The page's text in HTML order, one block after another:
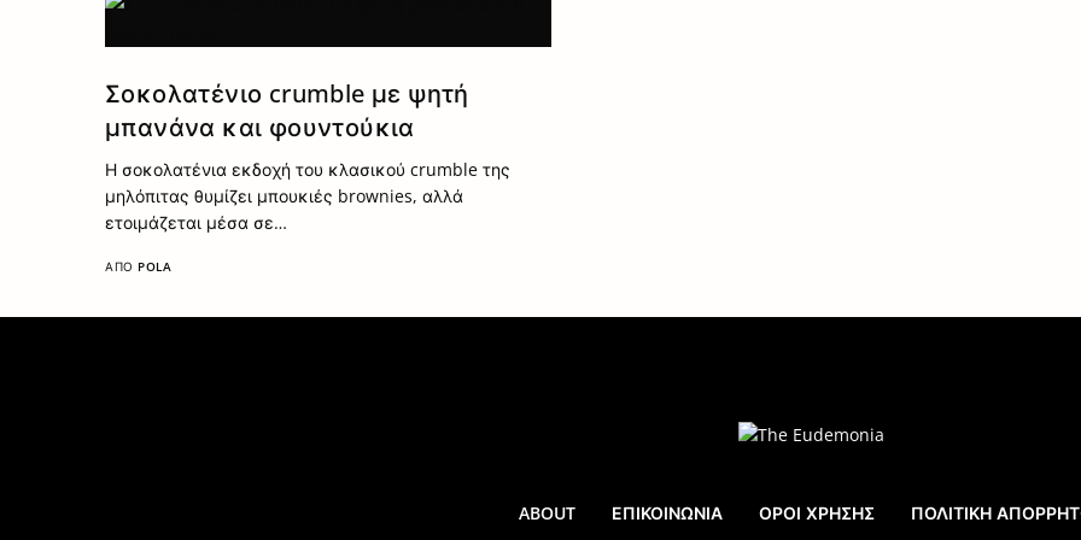
Σοκολατένιο crumble με ψητή
μπανάνα και φουντούκια
Η σοκολατένια εκδοχή του κλασικού crumble της
μηλόπιτας θυμίζει μπουκιές brownies, αλλά
ετοιμάζεται μέσα σε…
ΑΠΌ POLA
ABOUT ΕΠΙΚΟΙΝΩΝΊΑ ΌΡΟΙ ΧΡΉΣΗΣ ΠΟΛΙΤΙΚΉ